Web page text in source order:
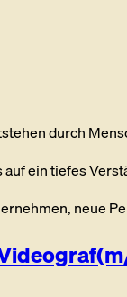
durch
ein tiefes
neue